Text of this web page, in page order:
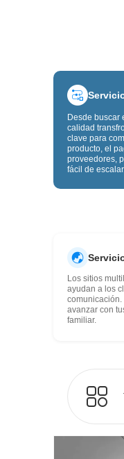
Desde buscar
calidad
clave para
producto, el
proveedores,
fácil de
Los sitios
ayudan a los
comunicación.
avanzar con
familiar.